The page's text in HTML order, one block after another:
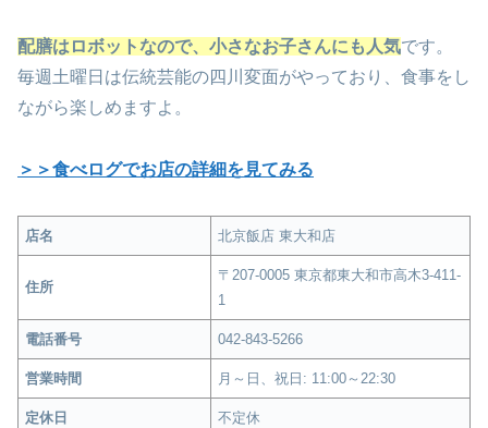
配膳はロボットなので、小さなお子さんにも人気です。
毎週土曜日は伝統芸能の四川変面がやっており、食事をし
ながら楽しめますよ。
＞＞食べログでお店の詳細を見てみる
店名 北京飯店 東大和店
住所
〒207-0005 東京都東大和市高木3-411-
1
電話番号 042-843-5266
営業時間 月～日、祝日: 11:00～22:30
定休日 不定休